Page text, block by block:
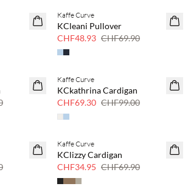
SAVE20
Kaffe Curve
KCleani Pullover
CHF48.93 CHF69.90
SAVE20
Kaffe Curve
KCkathrina Cardigan
CHF69.30 CHF99.00
SAVE20
50 % Rabatt
Kaffe Curve
KClizzy Cardigan
CHF34.95 CHF69.90